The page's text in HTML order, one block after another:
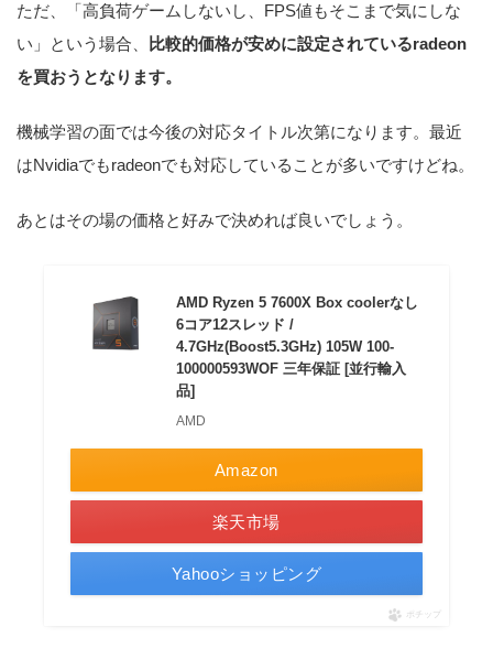
ただ、「高負荷ゲームしないし、FPS値もそこまで気にしな
い」という場合、
比較的価格が安めに設定されているradeon
を買おうとなります。
機械学習の面では今後の対応タイトル次第になります。最近
はNvidiaでもradeonでも対応していることが多いですけどね。
あとはその場の価格と好みで決めれば良いでしょう。
AMD Ryzen 5 7600X Box coolerなし
6コア12スレッド /
4.7GHz(Boost5.3GHz) 105W 100-
100000593WOF 三年保証 [並行輸入
品]
AMD
Amazon
楽天市場
Yahooショッピング
ポチップ